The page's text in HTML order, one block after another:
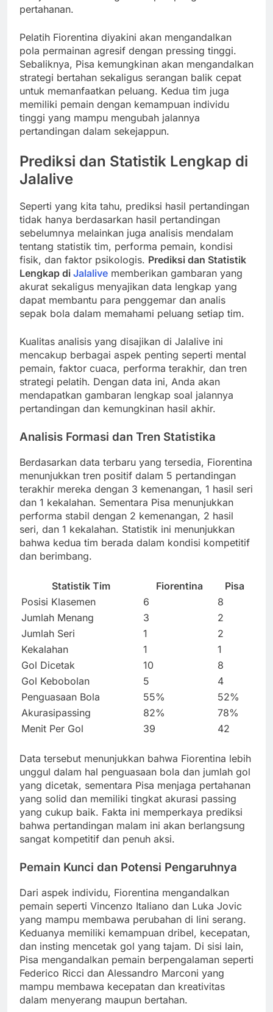
pertahanan.
Pelatih Fiorentina diyakini akan mengandalkan
pola permainan agresif dengan pressing tinggi.
Sebaliknya, Pisa kemungkinan akan mengandalkan
strategi bertahan sekaligus serangan balik cepat
untuk memanfaatkan peluang. Kedua tim juga
memiliki pemain dengan kemampuan individu
tinggi yang mampu mengubah jalannya
pertandingan dalam sekejappun.
Prediksi dan Statistik Lengkap di
Jalalive
Seperti yang kita tahu, prediksi hasil pertandingan
tidak hanya berdasarkan hasil pertandingan
sebelumnya melainkan juga analisis mendalam
tentang statistik tim, performa pemain, kondisi
fisik, dan faktor psikologis. Prediksi dan Statistik
Lengkap di Jalalive memberikan gambaran yang
akurat sekaligus menyajikan data lengkap yang
dapat membantu para penggemar dan analis
sepak bola dalam memahami peluang setiap tim.
Kualitas analisis yang disajikan di Jalalive ini
mencakup berbagai aspek penting seperti mental
pemain, faktor cuaca, performa terakhir, dan tren
strategi pelatih. Dengan data ini, Anda akan
mendapatkan gambaran lengkap soal jalannya
pertandingan dan kemungkinan hasil akhir.
Analisis Formasi dan Tren Statistika
Berdasarkan data terbaru yang tersedia, Fiorentina
menunjukkan tren positif dalam 5 pertandingan
terakhir mereka dengan 3 kemenangan, 1 hasil seri
dan 1 kekalahan. Sementara Pisa menunjukkan
performa stabil dengan 2 kemenangan, 2 hasil
seri, dan 1 kekalahan. Statistik ini menunjukkan
bahwa kedua tim berada dalam kondisi kompetitif
dan berimbang.
Statistik Tim Fiorentina
Pisa
Posisi Klasemen
6
8
Jumlah Menang
3
2
Jumlah Seri
1
2
Kekalahan
1
1
Gol Dicetak
10
8
Gol Kebobolan
5
4
Penguasaan Bola
55%
52%
Akurasipassing
82%
78%
Menit Per Gol
39 42
Data tersebut menunjukkan bahwa Fiorentina lebih
unggul dalam hal penguasaan bola dan jumlah gol
yang dicetak, sementara Pisa menjaga pertahanan
yang solid dan memiliki tingkat akurasi passing
yang cukup baik. Fakta ini memperkaya prediksi
bahwa pertandingan malam ini akan berlangsung
sangat kompetitif dan penuh aksi.
Pemain Kunci dan Potensi Pengaruhnya
Dari aspek individu, Fiorentina mengandalkan
pemain seperti Vincenzo Italiano dan Luka Jovic
yang mampu membawa perubahan di lini serang.
Keduanya memiliki kemampuan dribel, kecepatan,
dan insting mencetak gol yang tajam. Di sisi lain,
Pisa mengandalkan pemain berpengalaman seperti
Federico Ricci dan Alessandro Marconi yang
mampu membawa kecepatan dan kreativitas
dalam menyerang maupun bertahan.